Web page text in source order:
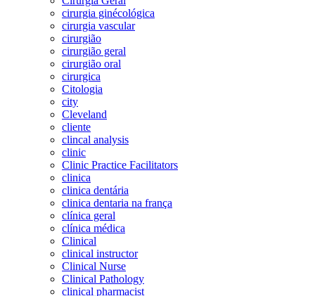
cirurgia ginécológica
cirurgia vascular
cirurgião
cirurgião geral
cirurgião oral
cirurgica
Citologia
city
Cleveland
cliente
clincal analysis
clinic
Clinic Practice Facilitators
clinica
clinica dentária
clinica dentaria na frança
clínica geral
clínica médica
Clinical
clinical instructor
Clinical Nurse
Clinical Pathology
clinical pharmacist